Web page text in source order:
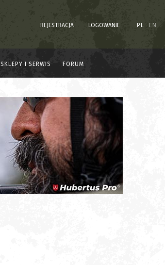
REJESTRACJA LOGOWANIE PL EN
SKLEPY I SERWIS FORUM